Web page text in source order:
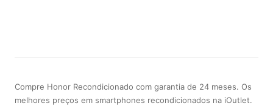
Compre Honor Recondicionado com garantia de 24 meses. Os
melhores preços em smartphones recondicionados na iOutlet.